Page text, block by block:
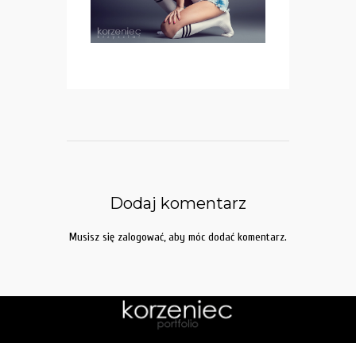
Dodaj komentarz
Musisz się zalogować, aby móc dodać komentarz.